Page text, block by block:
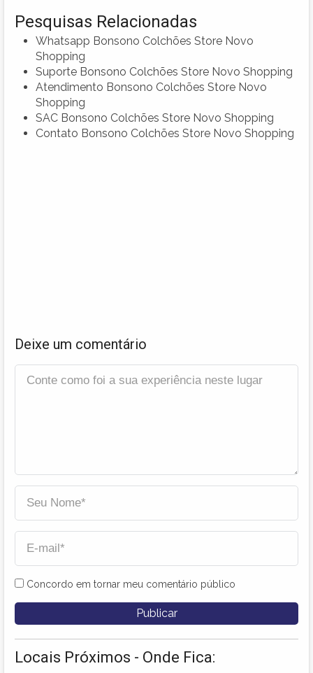
Pesquisas Relacionadas
Whatsapp Bonsono Colchões Store Novo
Shopping
Suporte Bonsono Colchões Store Novo Shopping
Atendimento Bonsono Colchões Store Novo
Shopping
SAC Bonsono Colchões Store Novo Shopping
Contato Bonsono Colchões Store Novo Shopping
Deixe um comentário
Concordo em tornar meu comentário público
Locais Próximos - Onde Fica: